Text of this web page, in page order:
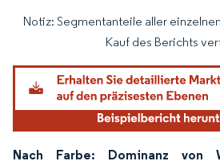
Bild © Mordor Intelligence.
Notiz: Segmentanteile aller
Kauf des Berichts
Nach Farbe: Dominanz von